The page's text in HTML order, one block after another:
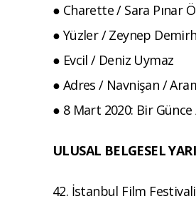
● Charette / Sara Pınar
● Yüzler / Zeynep
● Evcil / Deniz Uymaz
● Adres / Navnişan /
● 8 Mart 2020: Bir Günce
ULUSAL BELGESEL
42. İstanbul Film